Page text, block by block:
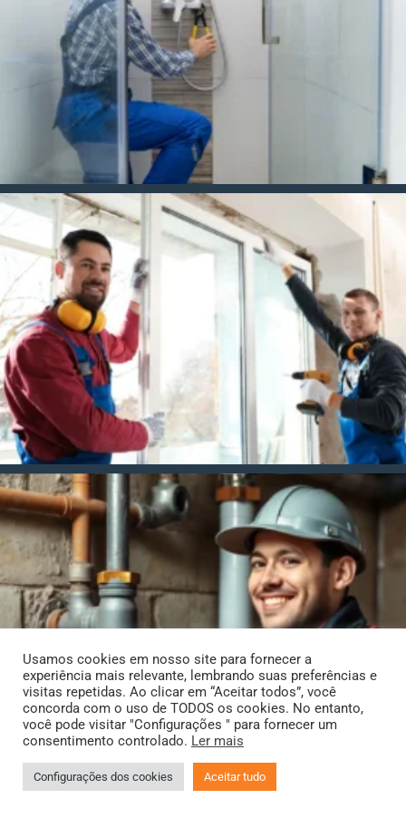
Usamos cookies em nosso site para fornecer a
experiência mais relevante, lembrando suas preferências e
visitas repetidas. Ao clicar em “Aceitar todos”, você
concorda com o uso de TODOS os cookies. No entanto,
você pode visitar "Configurações " para fornecer um
consentimento controlado. Ler mais
Configurações dos cookies Aceitar tudo